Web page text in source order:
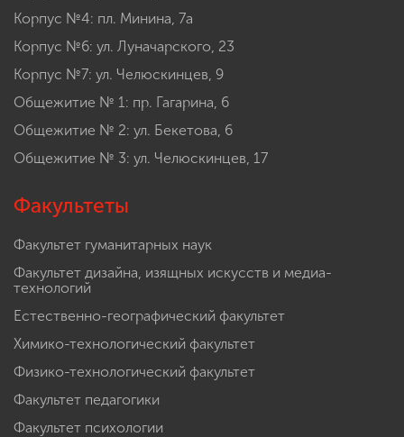
Корпус №4: пл. Минина, 7а
Корпус №6: ул. Луначарского, 23
Корпус №7: ул. Челюскинцев, 9
Общежитие № 1: пр. Гагарина, 6
Общежитие № 2: ул. Бекетова, 6
Общежитие № 3: ул. Челюскинцев, 17
Факультеты
Факультет гуманитарных наук
Факультет дизайна, изящных искусств и медиа-
технологий
Естественно-географический факультет
Химико-технологический факультет
Физико-технологический факультет
Факультет педагогики
Факультет психологии